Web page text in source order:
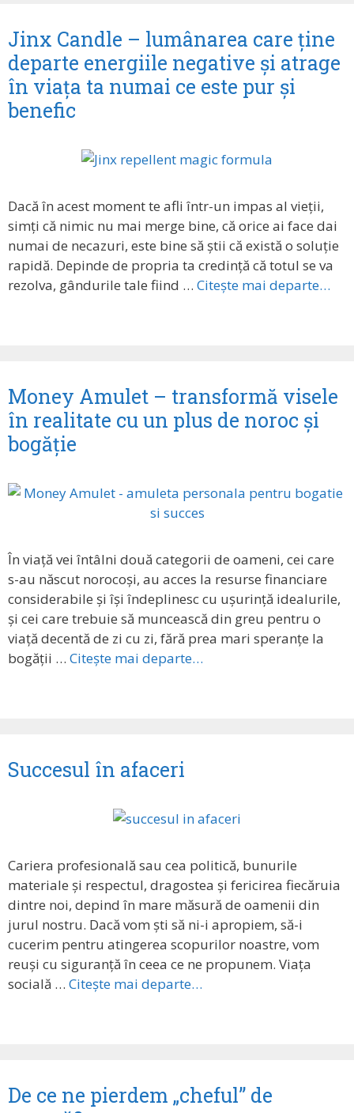
Jinx Candle – lumânarea care ține
departe energiile negative și atrage
în viața ta numai ce este pur și
benefic
Dacă în acest moment te afli într-un impas al vieții,
simți că nimic nu mai merge bine, că orice ai face dai
numai de necazuri, este bine să știi că există o soluție
rapidă. Depinde de propria ta credință că totul se va
rezolva, gândurile tale fiind … Citește mai departe…
Money Amulet – transformă visele
în realitate cu un plus de noroc și
bogăție
În viață vei întâlni două categorii de oameni, cei care
s-au născut norocoși, au acces la resurse financiare
considerabile și își îndeplinesc cu ușurință idealurile,
și cei care trebuie să muncească din greu pentru o
viață decentă de zi cu zi, fără prea mari speranțe la
bogății … Citește mai departe…
Succesul în afaceri
Cariera profesională sau cea politică, bunurile
materiale și respectul, dragostea și fericirea fiecăruia
dintre noi, depind în mare măsură de oamenii din
jurul nostru. Dacă vom ști să ni-i apropiem, să-i
cucerim pentru atingerea scopurilor noastre, vom
reuși cu siguranță în ceea ce ne propunem. Viața
socială … Citește mai departe…
De ce ne pierdem „cheful” de